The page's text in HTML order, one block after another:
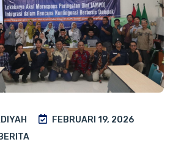
FEBRUARI 19, 2026